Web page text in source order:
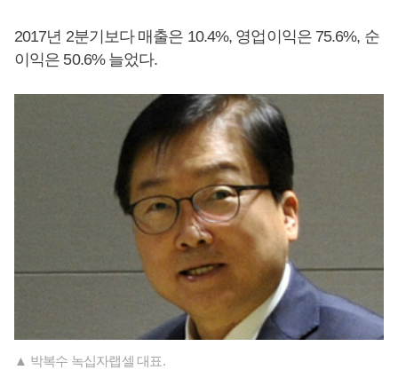
2017년 2분기보다 매출은 10.4%, 영업이익은 75.6%, 순
이익은 50.6% 늘었다.
▲ 박복수 녹십자랩셀 대표.